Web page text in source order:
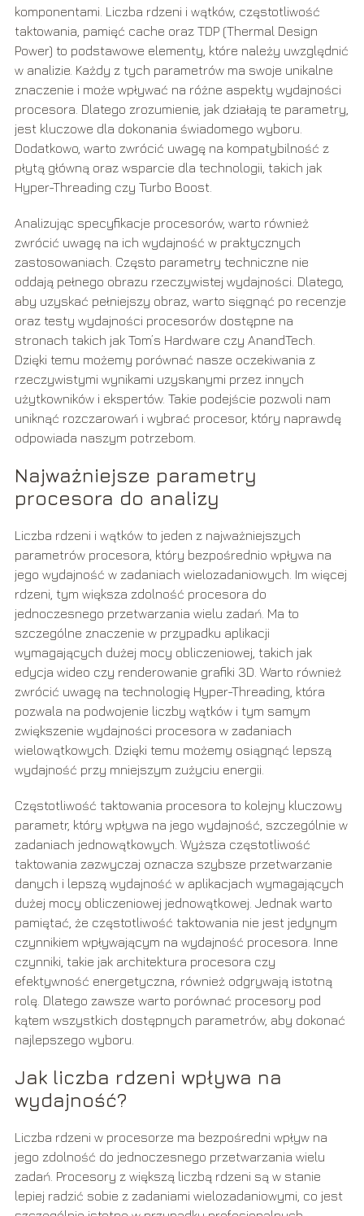
komponentami. Liczba rdzeni i wątków, częstotliwość
taktowania, pamięć cache oraz TDP (Thermal Design
Power) to podstawowe elementy, które należy uwzględnić
w analizie. Każdy z tych parametrów ma swoje unikalne
znaczenie i może wpływać na różne aspekty wydajności
procesora. Dlatego zrozumienie, jak działają te parametry,
jest kluczowe dla dokonania świadomego wyboru.
Dodatkowo, warto zwrócić uwagę na kompatybilność z
płytą główną oraz wsparcie dla technologii, takich jak
Hyper-Threading czy Turbo Boost.
Analizując specyfikacje procesorów, warto również
zwrócić uwagę na ich wydajność w praktycznych
zastosowaniach. Często parametry techniczne nie
oddają pełnego obrazu rzeczywistej wydajności. Dlatego,
aby uzyskać pełniejszy obraz, warto sięgnąć po recenzje
oraz testy wydajności procesorów dostępne na
stronach takich jak Tom’s Hardware czy AnandTech.
Dzięki temu możemy porównać nasze oczekiwania z
rzeczywistymi wynikami uzyskanymi przez innych
użytkowników i ekspertów. Takie podejście pozwoli nam
uniknąć rozczarowań i wybrać procesor, który naprawdę
odpowiada naszym potrzebom.
Najważniejsze parametry
procesora do analizy
Liczba rdzeni i wątków to jeden z najważniejszych
parametrów procesora, który bezpośrednio wpływa na
jego wydajność w zadaniach wielozadaniowych. Im więcej
rdzeni, tym większa zdolność procesora do
jednoczesnego przetwarzania wielu zadań. Ma to
szczególne znaczenie w przypadku aplikacji
wymagających dużej mocy obliczeniowej, takich jak
edycja wideo czy renderowanie grafiki 3D. Warto również
zwrócić uwagę na technologię Hyper-Threading, która
pozwala na podwojenie liczby wątków i tym samym
zwiększenie wydajności procesora w zadaniach
wielowątkowych. Dzięki temu możemy osiągnąć lepszą
wydajność przy mniejszym zużyciu energii.
Częstotliwość taktowania procesora to kolejny kluczowy
parametr, który wpływa na jego wydajność, szczególnie w
zadaniach jednowątkowych. Wyższa częstotliwość
taktowania zazwyczaj oznacza szybsze przetwarzanie
danych i lepszą wydajność w aplikacjach wymagających
dużej mocy obliczeniowej jednowątkowej. Jednak warto
pamiętać, że częstotliwość taktowania nie jest jedynym
czynnikiem wpływającym na wydajność procesora. Inne
czynniki, takie jak architektura procesora czy
efektywność energetyczna, również odgrywają istotną
rolę. Dlatego zawsze warto porównać procesory pod
kątem wszystkich dostępnych parametrów, aby dokonać
najlepszego wyboru.
Jak liczba rdzeni wpływa na
wydajność?
Liczba rdzeni w procesorze ma bezpośredni wpływ na
jego zdolność do jednoczesnego przetwarzania wielu
zadań. Procesory z większą liczbą rdzeni są w stanie
lepiej radzić sobie z zadaniami wielozadaniowymi, co jest